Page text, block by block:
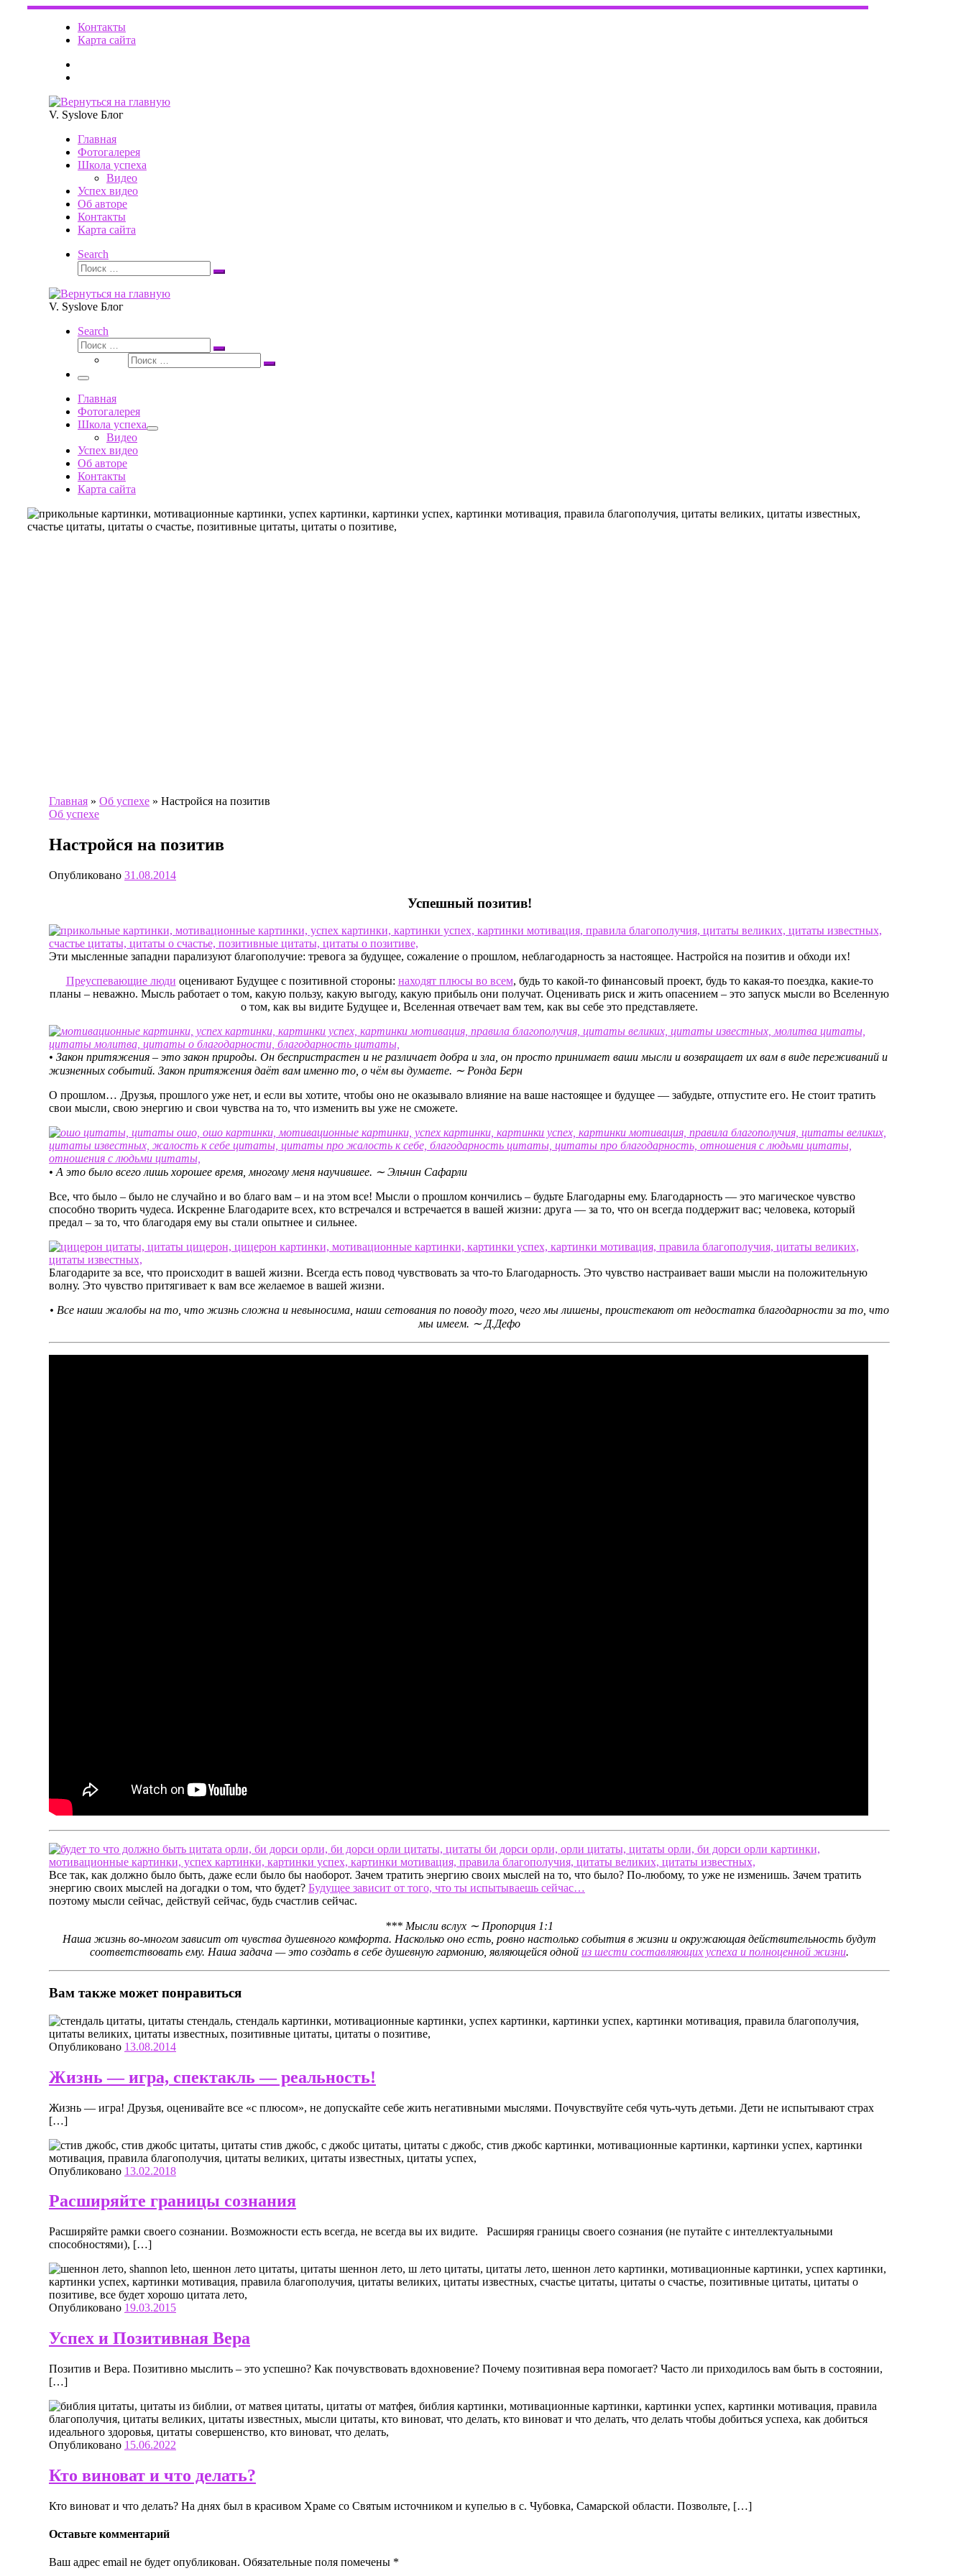
Перейти
содержимому
Контакты
Карта сайта
V. Syslove Блог
Главная
Фотогалерея
Школа успеха
Видео
Успех видео
Об авторе
Контакты
Карта сайта
Search
Поиск
Поиск
V. Syslove Блог
Search
Поиск
Поиск
Поиск
Поиск
Меню
Главная
Фотогалерея
Школа успеха
Видео
Успех видео
Об авторе
Контакты
Карта сайта
Главная » Об успехе » Настройся на позитив
Об успехе
Настройся на позитив
Опубликовано 31.08.2014
Успешный позитив!
Эти мысленные западни парализуют благополучие: тревога за будущее, сожаление о прошлом, неблагодарность за настоящее. Настройся на позитив и обходи их!
Преуспевающие люди оценивают Будущее с позитивной стороны: находят плюсы во всем, будь то какой-то финансовый проект, будь то какая-то поездка, какие-то
планы – неважно. Мысль работает о том, какую пользу, какую выгоду, какую прибыль они получат. Оценивать риск и жить опасением – это запуск мысли во Вселенную
о том, как вы видите Будущее и, Вселенная отвечает вам тем, как вы себе это представляете.
• Закон притяжения – это закон природы. Он беспристрастен и не различает добра и зла, он просто принимает ваши мысли и возвращает их вам в виде переживаний и
жизненных событий. Закон притяжения даёт вам именно то, о чём вы думаете. ∼ Ронда Берн
О прошлом… Друзья, прошлого уже нет, и если вы хотите, чтобы оно не оказывало влияние на ваше настоящее и будущее — забудьте, отпустите его. Не стоит тратить
свои мысли, свою энергию и свои чувства на то, что изменить вы уже не сможете.
• А это было всего лишь хорошее время, многому меня научившее. ∼Эльчин Сафарли
Все, что было – было не случайно и во благо вам – и на этом все! Мысли о прошлом кончились – будьте Благодарны ему. Благодарность — это магическое чувство
способно творить чудеса. Искренне Благодарите всех, кто встречался и встречается в вашей жизни: друга — за то, что он всегда поддержит вас; человека, который
предал – за то, что благодаря ему вы стали опытнее и сильнее.
Благодарите за все, что происходит в вашей жизни. Всегда есть повод чувствовать за что-то Благодарность. Это чувство настраивает ваши мысли на положительную
волну. Это чувство притягивает к вам все желаемое в вашей жизни.
• Все наши жалобы на то, что жизнь сложна и невыносима, наши сетования по поводу того, чего мы лишены, проистекают от недостатка благодарности за то, что
мы имеем. ∼ Д.Дефо
Все так, как должно было быть, даже если было бы наоборот. Зачем тратить энергию своих мыслей на то, что было? По-любому, то уже не изменишь. Зачем тратить
энергию своих мыслей на догадки о том, что будет? Будущее зависит от того, что ты испытываешь сейчас…
поэтому мысли сейчас, действуй сейчас, будь счастлив сейчас.
*** Мысли вслух ∼ Пропорция 1:1
Наша жизнь во-многом зависит от чувства душевного комфорта. Насколько оно есть, ровно настолько события в жизни и окружающая действительность будут
соответствовать ему. Наша задача — это создать в себе душевную гармонию, являющейся одной из шести составляющих успеха и полноценной жизни.
Вам также может понравиться
Опубликовано 13.08.2014
Жизнь — игра, спектакль — реальность!
Жизнь — игра! Друзья, оценивайте все «с плюсом», не допускайте себе жить негативными мыслями. Почувствуйте себя чуть-чуть детьми. Дети не испытывают страх
[…]
Опубликовано 13.02.2018
Расширяйте границы сознания
Расширяйте рамки своего сознании. Возможности есть всегда, не всегда вы их видите. Расширяя границы своего сознания (не путайте с интеллектуальными
способностями), […]
Опубликовано 19.03.2015
Успех и Позитивная Вера
Позитив и Вера. Позитивно мыслить – это успешно? Как почувствовать вдохновение? Почему позитивная вера помогает? Часто ли приходилось вам быть в состоянии,
[…]
Опубликовано 15.06.2022
Кто виноват и что делать?
Кто виноват и что делать? На днях был в красивом Храме со Святым источником и купелью в с. Чубовка, Самарской области. Позвольте, […]
Оставьте комментарий
Ваш адрес email не будет опубликован. Обязательные поля помечены *